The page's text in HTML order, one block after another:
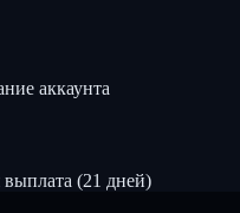
аккаунта
выплата (21 дней)